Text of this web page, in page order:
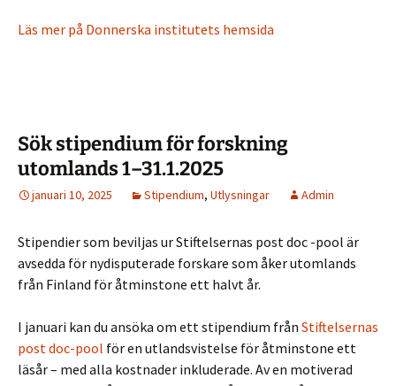
Läs mer på Donnerska institutets hemsida
Sök stipendium för forskning
utomlands 1–31.1.2025
januari 10, 2025 Stipendium, Utlysningar Admin
Stipendier som beviljas ur Stiftelsernas post doc -pool är
avsedda för nydisputerade forskare som åker utomlands
från Finland för åtminstone ett halvt år.
I januari kan du ansöka om ett stipendium från Stiftelsernas
post doc-pool för en utlandsvistelse för åtminstone ett
läsår – med alla kostnader inkluderade. Av en motiverad